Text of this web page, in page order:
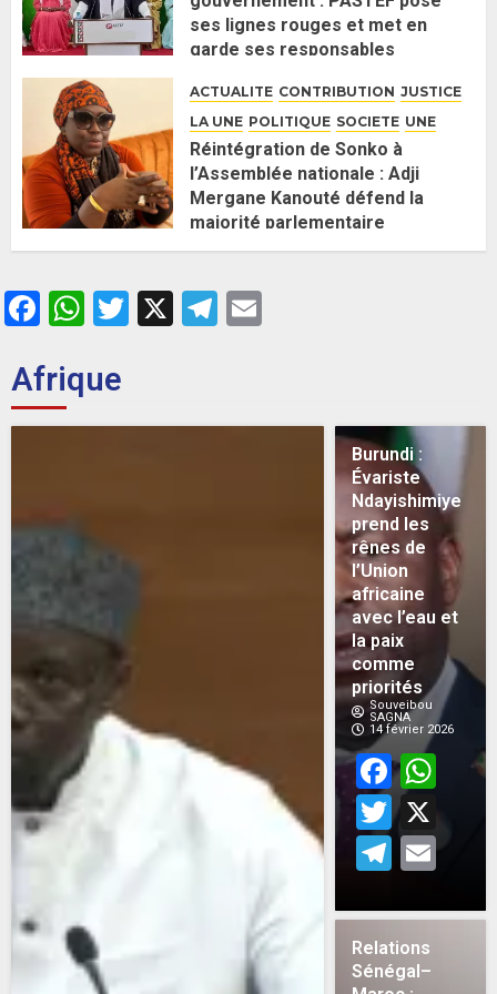
ses lignes rouges et met en
garde ses responsables
ACTUALITE CONTRIBUTION JUSTICE
LA UNE POLITIQUE SOCIETE UNE
Réintégration de Sonko à
l’Assemblée nationale : Adji
Mergane Kanouté défend la
majorité parlementaire
26 MAI 2026 0
Facebook
WhatsApp
Twitter
X Telegram
Afrique
Burundi :
Évariste
Ndayishimiye
prend les
rênes de
l’Union
africaine
avec l’eau et
la paix
comme
priorités
Souveibou
SAGNA
14 février 2026
X
Relations
Sénégal–